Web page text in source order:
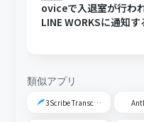
oviceで入退室が行わ
LINE WORKSに通知す
類似アプリ
3Scribe Transcription